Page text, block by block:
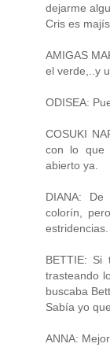
dejarme
Cris es
AMIGAS
el verde,..y
ODISEA:
COSUKI
con lo que
abierto ya.
DIANA:
colorín,
estridencias.
BETTIE:
trasteando
buscaba
Sabía yo
ANNA: